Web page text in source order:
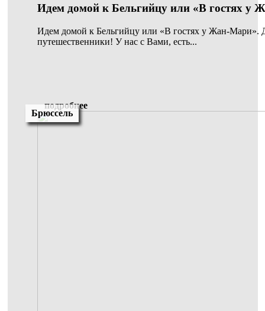
Идем домой к Бельгийцу или «В гостях у
Идем домой к Бельгийцу или «В гостях у Жан-Мари».
путешественники! У нас с Вами, есть...
подробнее
Брюссель